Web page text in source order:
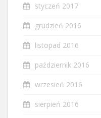
styczeń 2017
grudzień 2016
listopad 2016
październik 2016
wrzesień 2016
sierpień 2016